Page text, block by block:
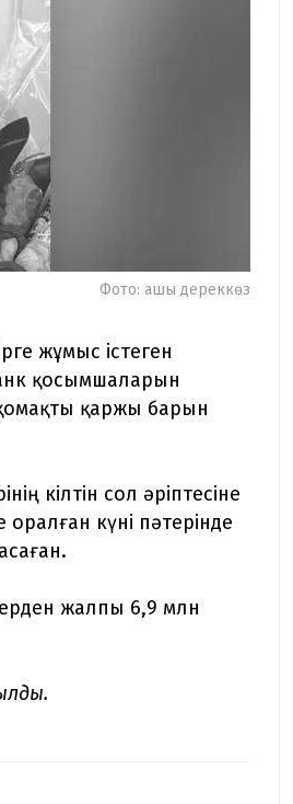
Фото: ашық дереккөз
жұмыс істеген
қосымшаларын
қаржы барын
кілтін сол әріптесіне
күні пәтерінде
жалпы 6,9 млн